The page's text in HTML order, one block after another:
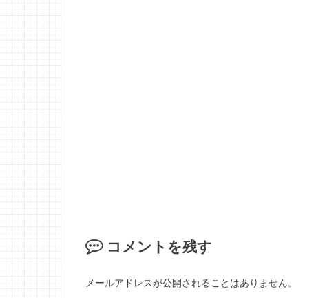
コメントを残す
メールアドレスが公開されることはありません。